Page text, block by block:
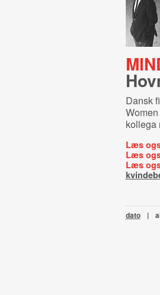
Dansk
kollega
Læs
Læs
Læs
dato |